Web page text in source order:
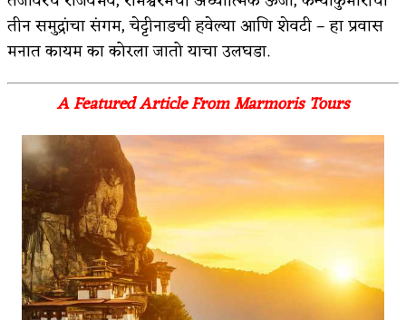
तीन समुद्रांचा संगम, चेट्टीनाडची हवेल्या आणि शेवटी – हा प्रवास
मनात कायम का कोरला जातो याचा उलघडा.
A Featured Article From Marmoris Tours